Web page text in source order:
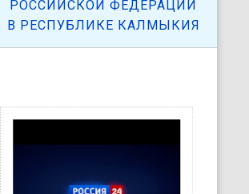
РОССИЙСКОЙ ФЕДЕРАЦИИ
В РЕСПУБЛИКЕ КАЛМЫКИЯ